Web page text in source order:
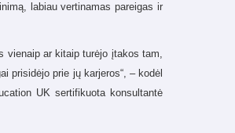
labiau vertinamas pareigas ir
vienaip ar kitaip turėjo įtakos tam,
prisidėjo prie jų karjeros“, – kodėl
UK sertifikuota konsultantė